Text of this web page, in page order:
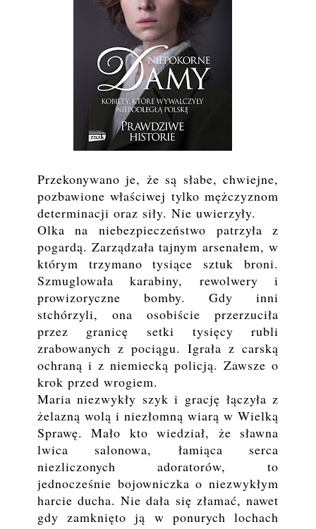
Przekonywano je, że są słabe, chwiejne,
pozbawione właściwej tylko mężczyznom
determinacji oraz siły. Nie uwierzyły.
Olka na niebezpieczeństwo patrzyła z
pogardą. Zarządzała tajnym arsenałem, w
którym trzymano tysiące sztuk broni.
Szmuglowała karabiny, rewolwery i
prowizoryczne bomby. Gdy inni
stchórzyli, ona osobiście przerzuciła
przez granicę setki tysięcy rubli
zrabowanych z pociągu. Igrała z carską
ochraną i z niemiecką policją. Zawsze o
krok przed wrogiem.
Maria niezwykły szyk i grację łączyła z
żelazną wolą i niezłomną wiarą w Wielką
Sprawę. Mało kto wiedział, że sławna
lwica salonowa, łamiąca serca
niezliczonych adoratorów, to
jednocześnie bojowniczka o niezwykłym
harcie ducha. Nie dała się złamać, nawet
gdy zamknięto ją w ponurych lochach